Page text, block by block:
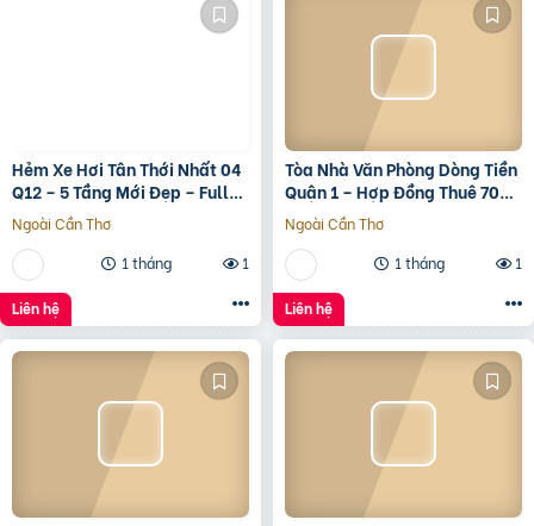
Hẻm Xe Hơi Tân Thới Nhất 04
Q12 – 5 Tầng Mới Đẹp – Full
Nội Thất – Giá 7.3 Tỷ
Ngoài Cần Thơ
1 tháng
1
Liên hệ
Tòa Nhà Văn Phòng Dòng Tiền
Quận 1 – Hợp Đồng Thuê 700
Triệu/Tháng – 490 Tỷ
Ngoài Cần Thơ
1 tháng
1
Liên hệ